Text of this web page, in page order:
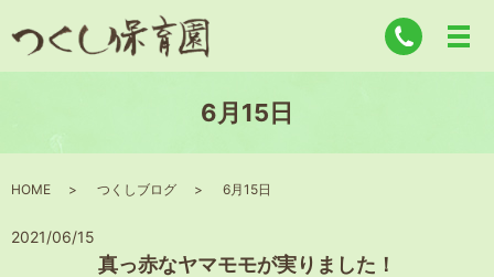
6月15日
HOME つくしブログ 6月15日
2021/06/15
真っ赤なヤマモモが実りました！